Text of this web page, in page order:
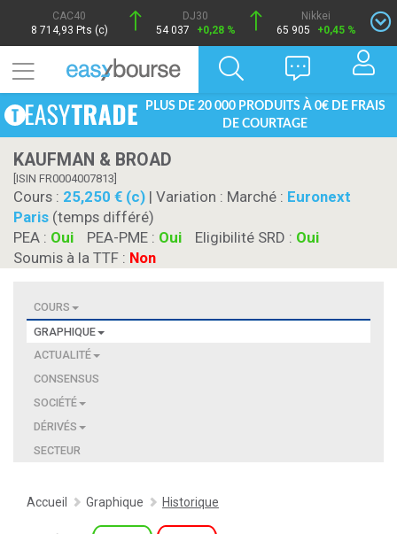
CAC40
8 714,93 Pts (c)
DJ30
54 037
+0,28 %
Nikkei
65 905
+0,45 %
PLUS DE 20 000 PRODUITS À 0€ DE FRAIS
DE COURTAGE
KAUFMAN & BROAD
[ISIN FR0004007813]
Cours : 25,250 € (c) | Variation : Marché : Euronext
Paris (temps différé)
PEA : Oui PEA-PME : Oui Eligibilité SRD : Oui
Soumis à la TTF : Non
COURS
GRAPHIQUE
ACTUALITÉ
CONSENSUS
SOCIÉTÉ
DÉRIVÉS
SECTEUR
Accueil Graphique Historique